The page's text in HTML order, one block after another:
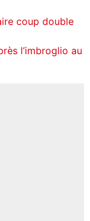
coup double
l’imbroglio au